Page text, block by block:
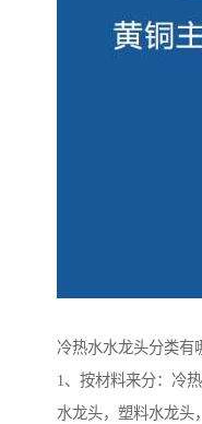
冷热水水龙头分类有
1、按材料来分：冷
水龙头，塑料水龙头